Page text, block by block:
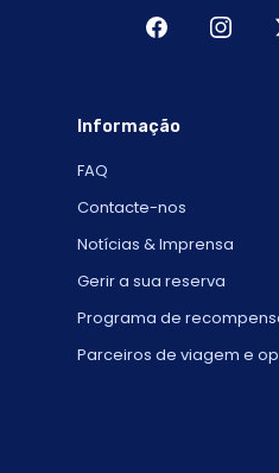
Informação
FAQ
Contacte-nos
Notícias & Imprensa
Gerir a sua reserva
Programa de
Parceiros de viagem e